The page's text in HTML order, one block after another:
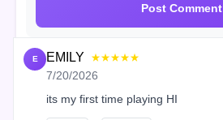
Post Comment
E EMILY ★★★★★
7/20/2026
its my first time playing HI